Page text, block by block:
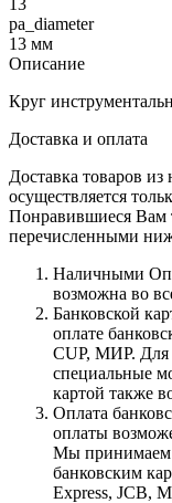
pa_diameter
13 мм
Описание
Круг
Доставка и оплата
Доставка товаров из
осуществляется
Понравившиеся Вам
перечисленными
Наличными
возможна во
Банковской
оплате
CUP, МИР. Для
специальные
картой также
Оплата
оплаты
Мы принимаем
банковским
Express, JCB,